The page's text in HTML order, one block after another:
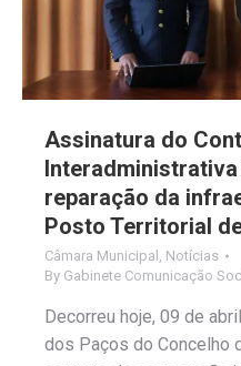
Assinatura do
reparação da
Posto Territorial
Câmara Municipal , Notícias
By Gabinete Comunicação
Decorreu hoje, 09 de
dos Paços do Concelho